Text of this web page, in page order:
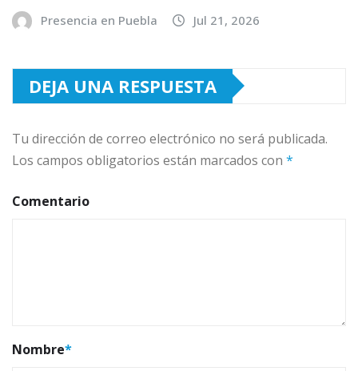
Presencia en Puebla Jul 21, 2026
DEJA UNA RESPUESTA
Tu dirección de correo electrónico no será publicada.
Los campos obligatorios están marcados con *
Comentario
Nombre*